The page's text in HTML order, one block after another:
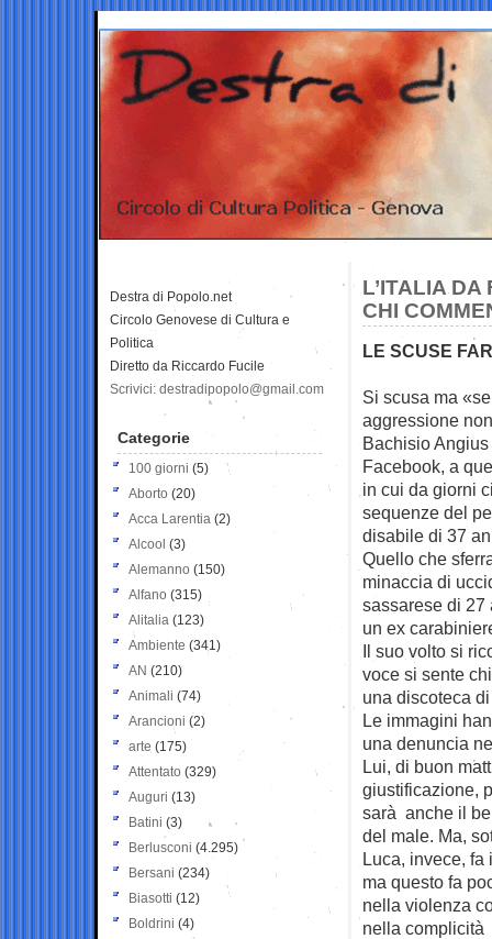
L’ITALIA
CHI
LE SCUSE
Si scusa ma
aggressione
Bachisio
Facebook, a
in cui da giorni
sequenze del
disabile di 37
Quello che
minaccia di
sassarese di 27
un ex
Il suo volto si
voce si sente
una discoteca
Le immagini
una denuncia
Lui, di buon
giustificazione,
sarà anche il
del male. Ma,
Luca, invece, fa
ma questo fa
nella violenza
nella complicità
Destra di Popolo.net
Circolo Genovese di Cultura e
Politica
Diretto da Riccardo Fucile
Scrivici: destradipopolo@gmail.com
Categorie
100 giorni (5)
Aborto (20)
Acca Larentia (2)
Alcool (3)
Alemanno (150)
Alfano (315)
Alitalia (123)
Ambiente (341)
AN (210)
Animali (74)
Arancioni (2)
arte (175)
Attentato (329)
Auguri (13)
Batini (3)
Berlusconi (4.295)
Bersani (234)
Biasotti (12)
Boldrini (4)